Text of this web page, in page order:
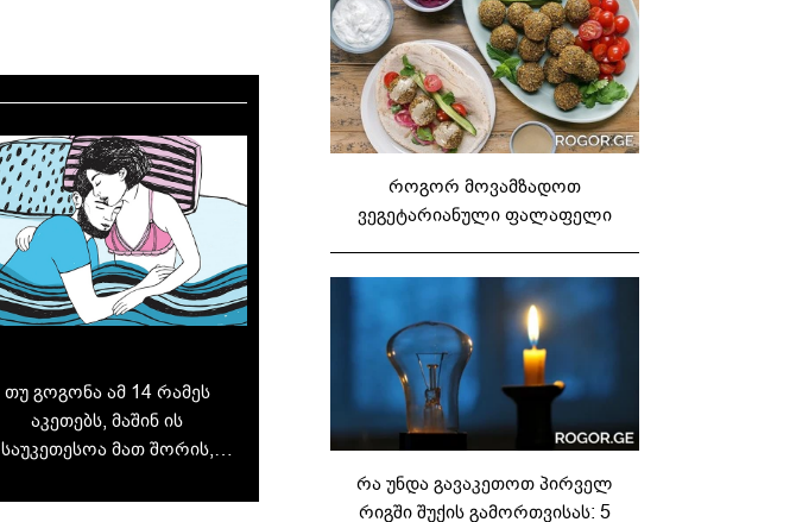
თუ გოგონა ამ 14 რამეს
აკეთებს, მაშინ ის
საუკეთესოა მათ შორის,
შეხვედრიხართ
როგორ მოვამზადოთ
ვეგეტარიანული ფალაფელი
რა უნდა გავაკეთოთ პირველ
რიგში შუქის გამორთვისას: 5